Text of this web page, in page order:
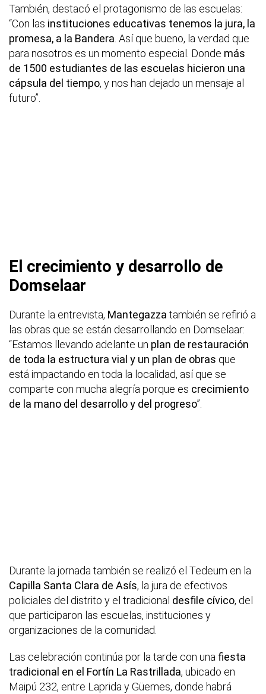
También, destacó el protagonismo de las escuelas:
“Con las instituciones educativas tenemos la jura, la
promesa, a la Bandera . Así que bueno, la verdad que
para nosotros es un momento especial. Donde más
de 1500 estudiantes de las escuelas hicieron una
cápsula del tiempo, y nos han dejado un mensaje al
futuro”.
El crecimiento y desarrollo de
Domselaar
Durante la entrevista, Mantegazza también se refirió a
las obras que se están desarrollando en Domselaar:
“Estamos llevando adelante un plan de restauración
de toda la estructura vial y un plan de obras que
está impactando en toda la localidad, así que se
comparte con mucha alegría porque es crecimiento
de la mano del desarrollo y del progreso”.
Durante la jornada también se realizó el Tedeum en la
Capilla Santa Clara de Asís, la jura de efectivos
policiales del distrito y el tradicional desfile cívico, del
que participaron las escuelas, instituciones y
organizaciones de la comunidad.
Las celebración continúa por la tarde con una fiesta
tradicional en el Fortín La Rastrillada, ubicado en
Maipú 232, entre Laprida y Güemes, donde habrá